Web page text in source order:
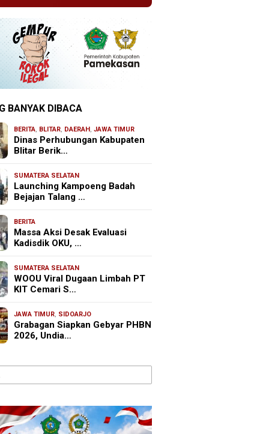
BANYAK DIBACA
BERITA, BLITAR, DAERAH ,JAWA TIMUR
Dinas Perhubungan Kabupaten
Blitar Berik…
SUMATERA SELATAN
Launching Kampoeng Badah
Bejajan Talang …
BERITA
Massa Aksi Desak Evaluasi
Kadisdik OKU, …
SUMATERA SELATAN
WOOU Viral Dugaan Limbah PT
KIT Cemari S…
JAWA TIMUR, SIDOARJO
Grabagan Siapkan Gebyar PHBN
2026, Undia…